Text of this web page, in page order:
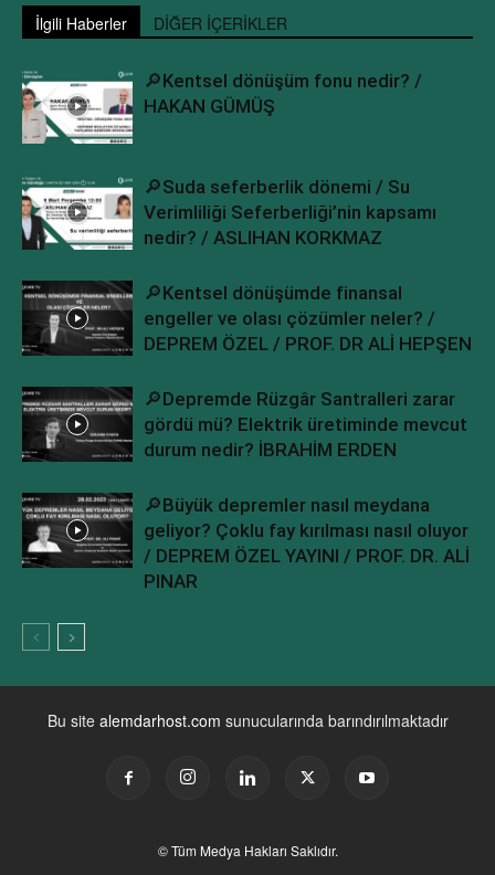
İlgili Haberler DİĞER İÇERİKLER
🔎Kentsel dönüşüm fonu nedir? /
HAKAN GÜMÜŞ
🔎Suda seferberlik dönemi / Su
Verimliliği Seferberliği’nin kapsamı
nedir? / ASLIHAN KORKMAZ
🔎Kentsel dönüşümde finansal
engeller ve olası çözümler neler? /
DEPREM ÖZEL / PROF. DR ALİ HEPŞEN
🔎Depremde Rüzgâr Santralleri zarar
gördü mü? Elektrik üretiminde mevcut
durum nedir? İBRAHİM ERDEN
🔎Büyük depremler nasıl meydana
geliyor? Çoklu fay kırılması nasıl oluyor
/ DEPREM ÖZEL YAYINI / PROF. DR. ALİ
PINAR
Bu site alemdarhost.com sunucularında barındırılmaktadır
© Tüm Medya Hakları Saklıdır.